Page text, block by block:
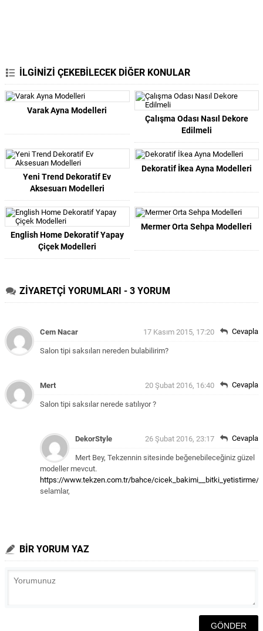
İLGİNİZİ ÇEKEBİLECEK DİĞER KONULAR
Varak Ayna Modelleri
Çalışma Odası Nasıl Dekore
Edilmeli
Yeni Trend Dekoratif Ev
Aksesuarı Modelleri
Dekoratif İkea Ayna Modelleri
English Home Dekoratif Yapay
Çiçek Modelleri
Mermer Orta Sehpa Modelleri
ZİYARETÇİ YORUMLARI - 3 YORUM
Cem Nacar 17 Kasım 2015, 17:20
Salon tipi saksıları nereden bulabilirim?
Cevapla
Mert 20 Şubat 2016, 16:40
Salon tipi saksılar nerede satılıyor ?
Cevapla
DekorStyle 26 Şubat 2016, 23:17
Mert Bey, Tekzennin sitesinde beğenebileceğiniz güzel
modeller mevcut.
https://www.tekzen.com.tr/bahce/cicek_bakimi__bitki_yetistirme/
selamlar,
Cevapla
BİR YORUM YAZ